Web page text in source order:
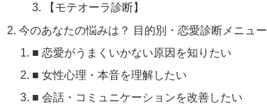
【モテオーラ診断】
今のあなたの悩みは？ 目的別・恋愛診断メニュー
■ 恋愛がうまくいかない原因を知りたい
■ 女性心理・本音を理解したい
■ 会話・コミュニケーションを改善したい